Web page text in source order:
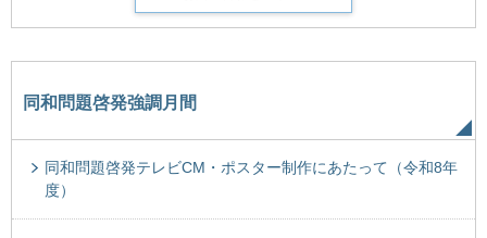
同和問題啓発強調月間
同和問題啓発テレビCM・ポスター制作にあたって（令和8年
度）